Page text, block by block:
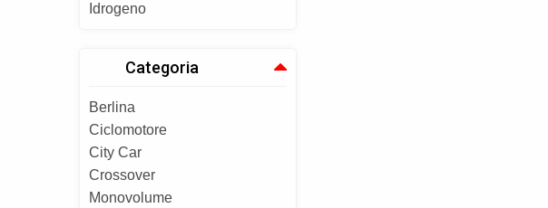
Idrogeno
Categoria
Berlina
Ciclomotore
City Car
Crossover
Monovolume